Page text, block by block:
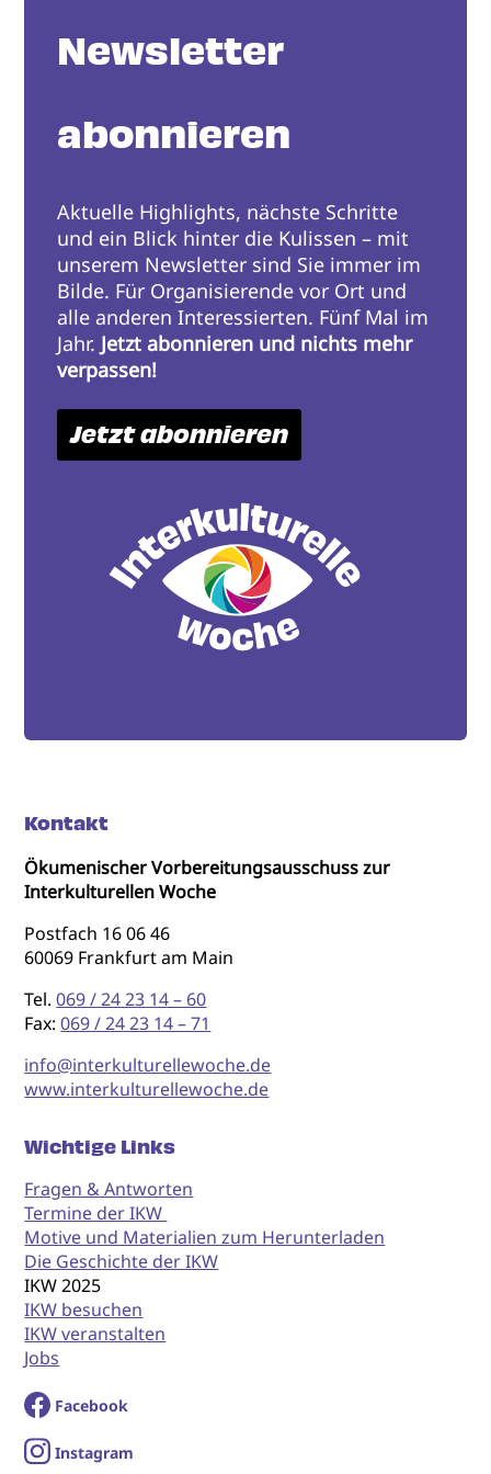
Newsletter
abonnieren
Aktuelle Highlights, nächste Schritte
und ein Blick hinter die Kulissen – mit
unserem Newsletter sind Sie immer im
Bilde. Für Organisierende vor Ort und
alle anderen Interessierten. Fünf Mal im
Jahr. Jetzt abonnieren und nichts mehr
verpassen!
Jetzt abonnieren
Kontakt
Ökumenischer Vorbereitungsausschuss zur
Interkulturellen Woche
Postfach 16 06 46
60069 Frankfurt am Main
Tel.069 / 24 23 14 – 60
Fax:069 / 24 23 14 – 71
info@interkulturellewoche.de
www.interkulturellewoche.de
Wichtige Links
Fragen & Antworten
Termine der IKW
Motive und Materialien zum Herunterladen
Die Geschichte der IKW
IKW 2025
IKW besuchen
IKW veranstalten
Jobs
Facebook
Instagram